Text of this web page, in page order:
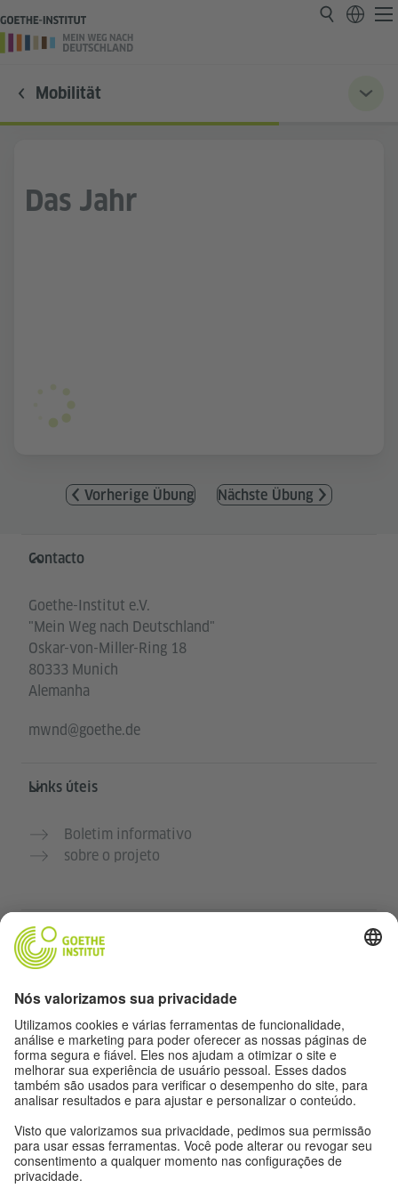
Mobilität
Das Jahr
Vorherige Übung Nächste Übung
Service- und Informationsbereich
Contacto
Goethe-Institut e.V.
"Mein Weg nach Deutschland"
Oskar-von-Miller-Ring 18
80333 Munich
Alemanha
mwnd@goethe.de
Links úteis
Boletim informativo
sobre o projeto
Outros sites
Pratique alemão gratuitamente
Cursos de alemão do Goethe-Institut
Portal para professores “Deutschstunde”
Privacidade e acessibilidade
Configurações de privacidade